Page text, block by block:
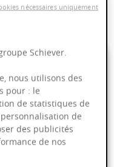
€/ L
Schiever.
nous utilisons des
pour : le
de statistiques de
de
des publicités
de nos
nécessaires uniquement